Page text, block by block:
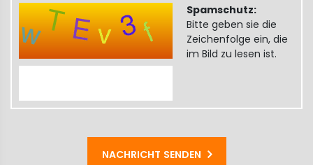
Spamschutz:
Bitte geben sie die
Zeichenfolge ein, die
im Bild zu lesen ist.
NACHRICHT SENDEN